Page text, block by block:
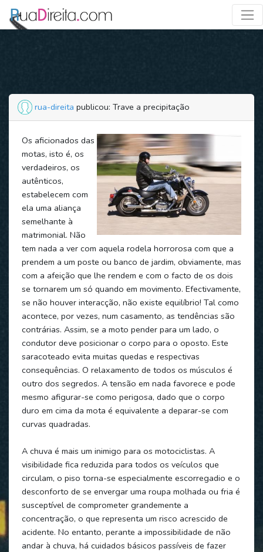
rua-direita publicou: Trave a precipitação
Os aficionados das
motas, isto é, os
verdadeiros, os
autênticos,
estabelecem com
ela uma aliança
semelhante à
matrimonial. Não
tem nada a ver com aquela rodela horrorosa com que a
prendem a um poste ou banco de jardim, obviamente, mas
com a afeição que lhe rendem e com o facto de os dois
se tornarem um só quando em movimento. Efectivamente,
se não houver interacção, não existe equilíbrio! Tal como
acontece, por vezes, num casamento, as tendências são
contrárias. Assim, se a moto pender para um lado, o
condutor deve posicionar o corpo para o oposto. Este
saracoteado evita muitas quedas e respectivas
consequências. O relaxamento de todos os músculos é
outro dos segredos. A tensão em nada favorece e pode
mesmo afigurar-se como perigosa, dado que o corpo
duro em cima da mota é equivalente a deparar-se com
curvas quadradas.
A chuva é mais um inimigo para os motociclistas. A
visibilidade fica reduzida para todos os veículos que
circulam, o piso torna-se especialmente escorregadio e o
desconforto de se envergar uma roupa molhada ou fria é
susceptível de comprometer grandemente a
concentração, o que representa um risco acrescido de
acidente. No entanto, perante a impossibilidade de não
andar à chuva, há cuidados básicos passíveis de fazer